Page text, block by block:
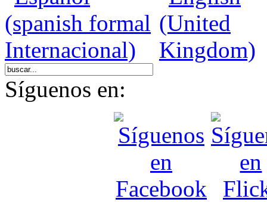
Síguenos en: